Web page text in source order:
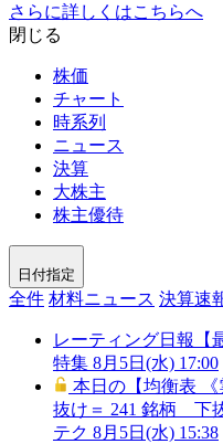
さらに詳しくはこちらへ
閉じる
株価
チャート
時系列
ニュース
決算
大株主
株主優待
日付指定
全件 材料ニュース 決算速
レーティング日報
特集 8月5日(水) 17:00
本日の【均衡表
抜け＝ 241 銘柄 下
テク 8月5日(水) 15:38